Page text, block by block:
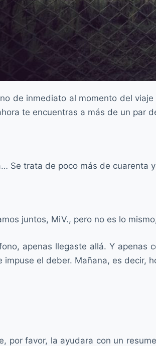
de inmediato al momento del
te encuentras a más de un par
Se trata de poco más de cuarenta
juntos, MiV., pero no es lo
apenas llegaste allá. Y apenas
impuse el deber. Mañana, es decir,
por favor, la ayudara con un